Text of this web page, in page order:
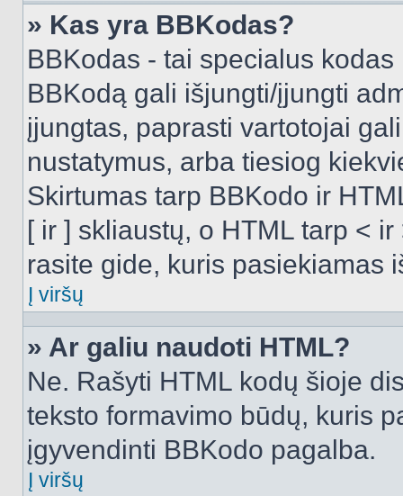
» Kas yra BBKodas?
BBKodas - tai specialus
BBKodą gali išjungti/įjungti
įjungtas, paprasti vartotojai
nustatymus, arba tiesiog
Skirtumas tarp BBKodo ir
[ ir ] skliaustų, o HTML tarp <
rasite gide, kuris pasiekiamas
Į viršų
» Ar galiu naudoti HTML?
Ne. Rašyti HTML kodų šioje
teksto formavimo būdų, kuris
įgyvendinti BBKodo pagalba.
Į viršų